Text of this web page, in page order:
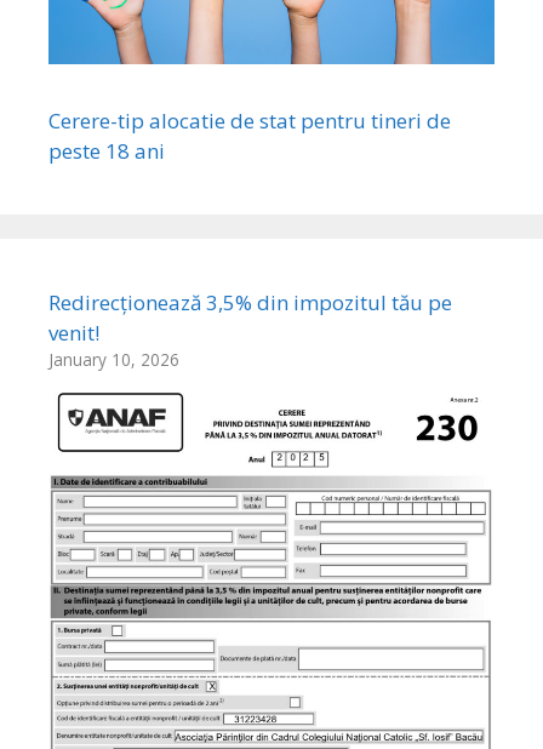
Cerere-tip alocatie de stat pentru tineri de
peste 18 ani
Redirecționează 3,5% din impozitul tău pe
venit!
January 10, 2026